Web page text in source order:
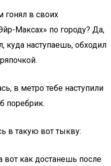
в своих
Максах» по городу? Да,
куда наступаешь, обходил
в метро тебе наступили
поребрик.
в такую вот тыкву:
вот как достанешь после